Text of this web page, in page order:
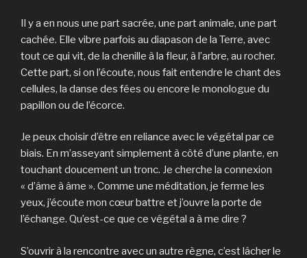
Il y a en nous une part sacrée, une part animale, une part
cachée. Elle vibre parfois au diapason de la Terre, avec
tout ce qui vit, de la chenille à la fleur, à l’arbre, au rocher.
Cette part, si on l’écoute, nous fait entendre le chant des
cellules, la danse des fées ou encore le monologue du
papillon ou de l’écorce.
Je peux choisir d’être en reliance avec le végétal par ce
biais. En m’asseyant simplement à côté d’une plante, en
touchant doucement un tronc. Je cherche la connexion
« d’âme à âme ». Comme une méditation, je ferme les
yeux, j’écoute mon cœur battre et j’ouvre la porte de
l’échange. Qu’est-ce que ce végétal a à me dire ?
S’ouvrir à la rencontre avec un autre règne, c’est lâcher le